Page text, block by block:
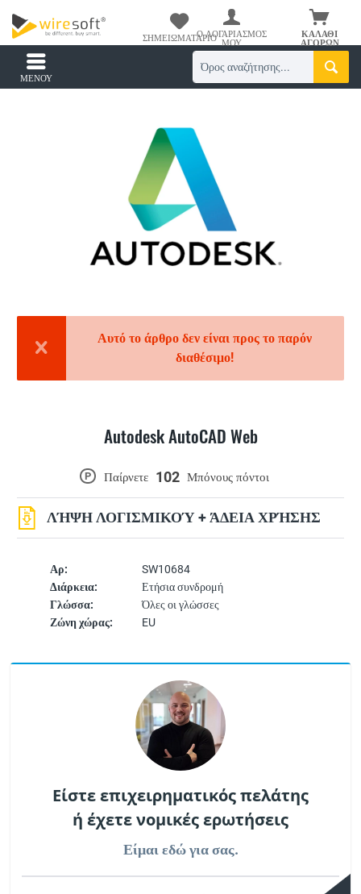
ΚΑΛΆΘΙ
ΑΓΟΡΏΝ
ΣΗΜΕΙΩΜΑΤΆΡΙΟΟ ΛΟΓΑΡΙΑΣΜΌΣ
ΜΟΥ
ΜΕΝΟΎ
Αυτό το άρθρο δεν είναι προς το παρόν
διαθέσιμο!
Autodesk AutoCAD Web
Αρ:
SW10684
Διάρκεια:
Ετήσια συνδρομή
Γλώσσα:
Όλες οι γλώσσες
Ζώνη χώρας:
EU
P Παίρνετε 102 Μπόνους πόντοι
ΛΉΨΗ ΛΟΓΙΣΜΙΚΟΎ + ΆΔΕΙΑ ΧΡΉΣΗΣ
Είστε επιχειρηματικός πελάτης
ή έχετε νομικές ερωτήσεις
Είμαι εδώ για σας.